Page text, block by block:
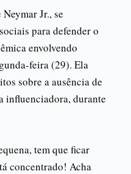
Jr., se
para defender o
envolvendo
feira (29). Ela
sobre a ausência de
influenciadora, durante
tem que ficar
concentrado! Acha